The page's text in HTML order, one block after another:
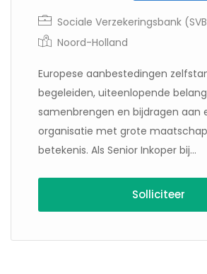
Sociale Verzekeringsbank
Noord-Holland
Europese aanbestedingen
begeleiden, uiteenlopende
samenbrengen en bijdragen aan
organisatie met grote
betekenis. Als Senior Inkoper bij...